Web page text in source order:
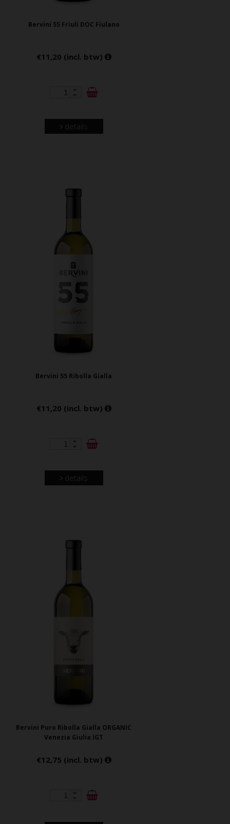
Bervini 55 Friuli DOC Fiulano
€11,20 (incl. btw)
details
Bervini 55 Ribolla Gialla
€11,20 (incl. btw)
details
Bervini Puro Ribolla Gialla ORGANIC
Venezia Giulia IGT
€12,75 (incl. btw)